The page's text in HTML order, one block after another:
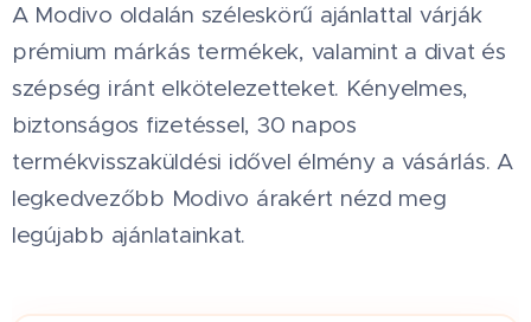
A Modivo oldalán széleskörű ajánlattal várják
prémium márkás termékek, valamint a divat és
szépség iránt elkötelezetteket. Kényelmes,
biztonságos fizetéssel, 30 napos
termékvisszaküldési idővel élmény a vásárlás. A
legkedvezőbb Modivo árakért nézd meg
legújabb ajánlatainkat.